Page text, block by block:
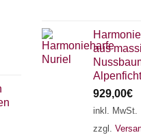
aus
929,00€
inkl. MwSt.
zzgl.